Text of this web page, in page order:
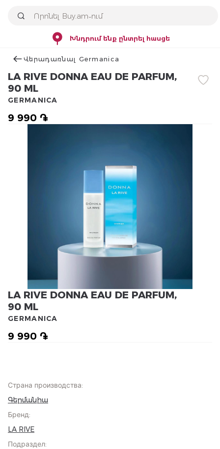
Խնդրում ենք ընտրել հասցե
Վերադառնալ Germanica
LA RIVE DONNA EAU DE PARFUM,
90 ML
9 990 ֏
GERMANICA
LA RIVE DONNA EAU DE PARFUM,
90 ML
9 990 ֏
GERMANICA
Страна производства:
Գերմանիա
Бренд:
LA RIVE
Подраздел: